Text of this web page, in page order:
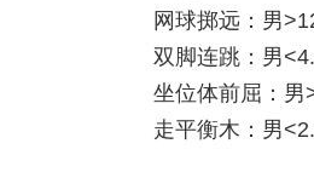
网球掷远：男
双脚连跳：男
坐位体前屈：男
走平衡木：男